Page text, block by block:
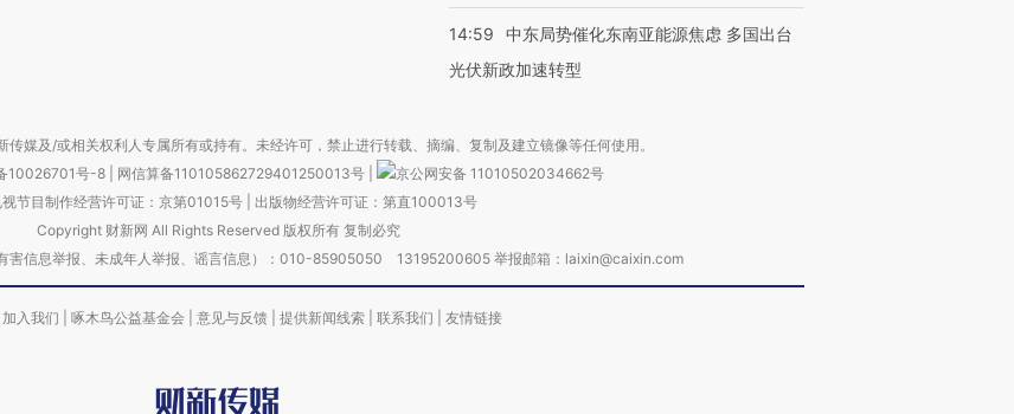
14:59
中东局势催化东南亚能源焦虑 多国出台
光伏新政加速转型
传媒及/或相关权利人专属所有或持有。未经许可，禁止进行转载、摘编、复制及建立镜像等任何使用。
10026701号-8 网信算备110105862729401250013号
京公网安备 11010502034662号
视节目制作经营许可证：京第01015号| 出版物经营许可证：第直100013号
Copyright 财新网 All Rights Reserved 版权所有 复制必究
害信息举报、未成年人举报、谣言信息）：010-85905050 13195200605 举报邮箱：laixin@caixin.com
加入我们 啄木鸟公益基金会 意见与反馈 提供新闻线索 联系我们 友情链接